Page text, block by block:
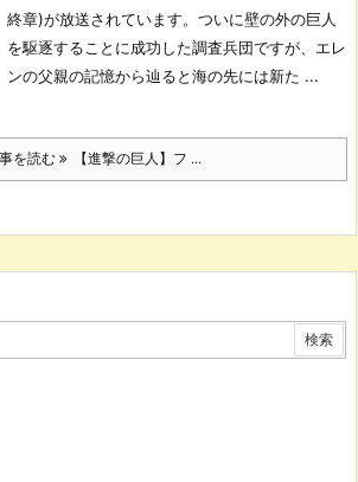
終章)が放送されています。 ついに壁の外の巨人
を駆逐することに成功した調査兵団ですが、エレ
ンの父親の記憶から辿ると海の先には新た ...
を読む 【進撃の巨人】フ ...